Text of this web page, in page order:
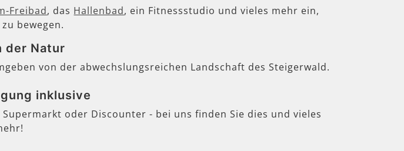
Freibad, das Hallenbad, ein Fitnessstudio und vieles mehr ein,
bewegen.
der Natur
von der abwechslungsreichen Landschaft des Steigerwald.
inklusive
oder Discounter - bei uns finden Sie dies und vieles